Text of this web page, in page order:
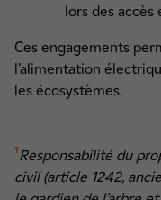
lors des
Ces engagements
l’alimentation
les écosystèmes.
¹Responsabilité du
civil (article 1242,